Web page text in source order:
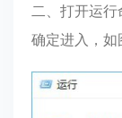
二、打开运
确定进入，如